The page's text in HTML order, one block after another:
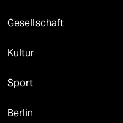
Gesellschaft
Kultur
Sport
Berlin